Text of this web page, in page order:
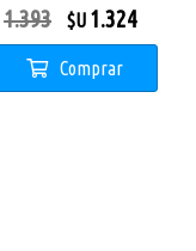
1.393 $U 1.324
Comprar